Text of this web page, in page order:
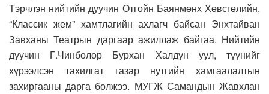
Тэрчлэн нийтийн дуучин Отгойн Баянмөнх Хөвсгөлийн,
“Классик жем” хамтлагийн ахлагч байсан Энхтайван
Завханы Театрын даргаар ажиллаж байгаа. Нийтийн
дуучин Г.Чинболор Бурхан Халдун уул, түүнийг
хүрээлсэн тахилгат газар нутгийн хамгаалалтын
захиргааны дарга болжээ. МУГЖ Самандын Жавхлан